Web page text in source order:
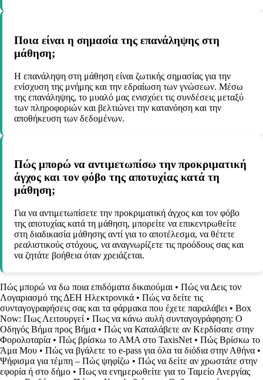
Ποια είναι η σημασία της επανάληψης στη
μάθηση;
Η επανάληψη στη μάθηση είναι ζωτικής σημασίας για την
ενίσχυση της μνήμης και την εδραίωση των γνώσεων. Μέσω
της επανάληψης, το μυαλό μας ενισχύει τις συνδέσεις μεταξύ
των πληροφοριών και βελτιώνει την κατανόηση και την
αποθήκευση των δεδομένων.
Πώς μπορώ να αντιμετωπίσω την προκριματική
άγχος και τον φόβο της αποτυχίας κατά τη
μάθηση;
Για να αντιμετωπίσετε την προκριματική άγχος και τον φόβο
της αποτυχίας κατά τη μάθηση, μπορείτε να επικεντρωθείτε
στη διαδικασία μάθησης αντί για το αποτέλεσμα, να θέτετε
ρεαλιστικούς στόχους, να αναγνωρίζετε τις προόδους σας και
να ζητάτε βοήθεια όταν χρειάζεται.
Πώς μπορώ να δω ποια επιδόματα δικαιούμαι • Πώς να Δεις τον
Λογαριασμό της ΔΕΗ Ηλεκτρονικά • Πώς να δείτε τις
συνταγογραφήσεις σας και τα φάρμακα που έχετε παραλάβει • Box
Now: Πως Λειτουργεί • Πως να κάνω αυλή συνταγογράφηση: Ο
Οδηγός Βήμα προς Βήμα • Πώς να Καταλάβετε αν Κερδίσατε στην
Φορολοταρία • Πώς βρίσκω το ΑΜΑ στο TaxisNet • Πώς Βρίσκω το
Άμα Μου • Πώς να βγάλετε το e-pass για όλα τα διόδια στην Αθήνα •
Ψήφισμα για τέμπη – Πώς ψηφίζω • Πώς να δείτε αν χρωστάτε στην
εφορία ή στο δήμο • Πως να ενημερωθείτε για το Ταμείο Ανεργίας